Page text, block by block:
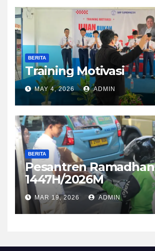
BERITA
Training Motivasi
MAY 4, 2026 ADMIN
BERITA
Pesantren Ramadhan
1447H/2026M
MAR 19, 2026 ADMIN